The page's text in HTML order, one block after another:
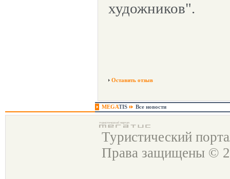
художников".
Оставить отзыв
MEGATIS Все новости
Туристический
Права защищены ©